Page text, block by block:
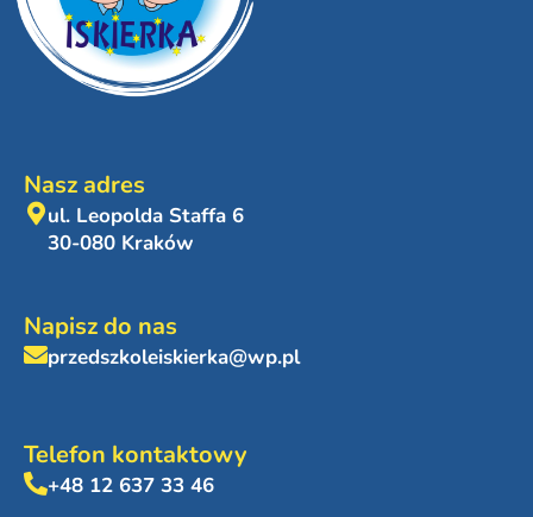
Nasz adres
ul. Leopolda Staffa 6
30-080 Kraków
Napisz do nas
przedszkoleiskierka@wp.pl
Telefon kontaktowy
+48 12 637 33 46